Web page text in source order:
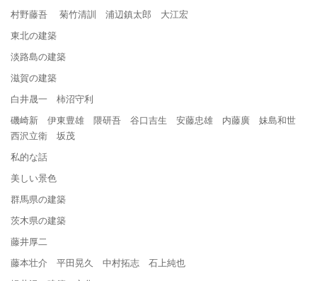
村野藤吾 菊竹清訓 浦辺鎮太郎 大江宏
東北の建築
淡路島の建築
滋賀の建築
白井晟一 柿沼守利
磯崎新 伊東豊雄 隈研吾 谷口吉生 安藤忠雄 内藤廣 妹島和世
西沢立衛 坂茂
私的な話
美しい景色
群馬県の建築
茨木県の建築
藤井厚二
藤本壮介 平田晃久 中村拓志 石上純也